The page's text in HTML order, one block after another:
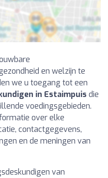
en welzijn te
we u toegang tot een
in Estaimpuis die
voedingsgebieden.
over elke
contactgegevens,
en de meningen van
van